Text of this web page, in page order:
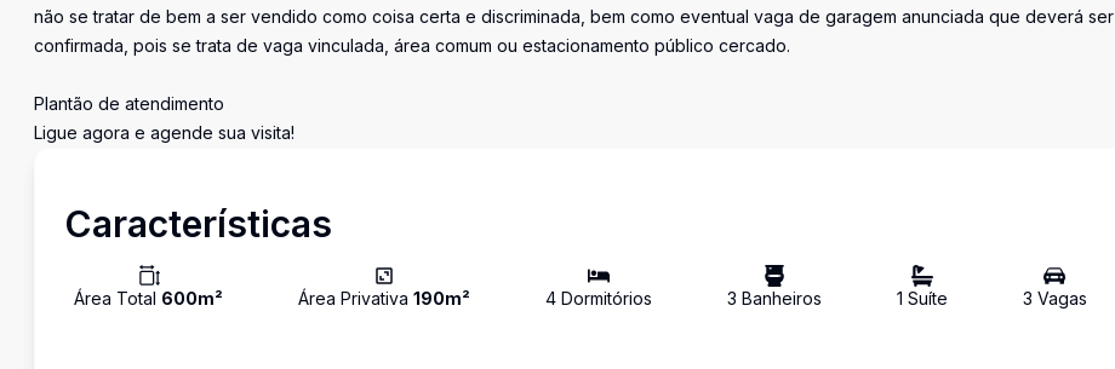
não se tratar de bem a ser vendido como coisa certa e discriminada, bem como eventual vaga de garagem anunciada que deverá ser
confirmada, pois se trata de vaga vinculada, área comum ou estacionamento público cercado.
Plantão de atendimento
Ligue agora e agende sua visita!
Características
Área Total 600m² Área Privativa 190m² 4Dormitórios 3 Banheiros 1 Suíte 3 Vagas